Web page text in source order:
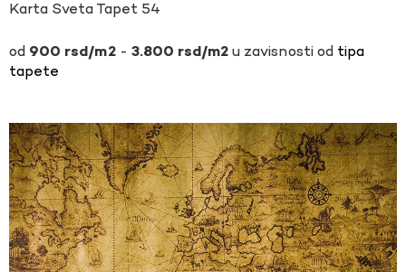
Karta Sveta Tapet 54
900 rsd - 3.800 rsd u zavisnosti od tipa
tapete